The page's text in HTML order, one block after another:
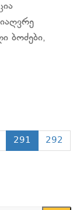
ბოძები,
291
292